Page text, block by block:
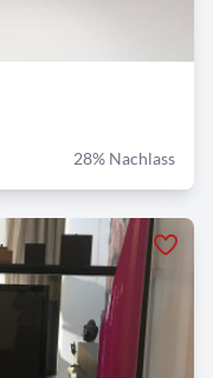
28% Nachlass